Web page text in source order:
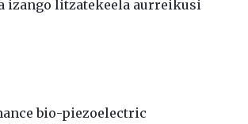
izango litzatekeela aurreikusi
bio-piezoelectric